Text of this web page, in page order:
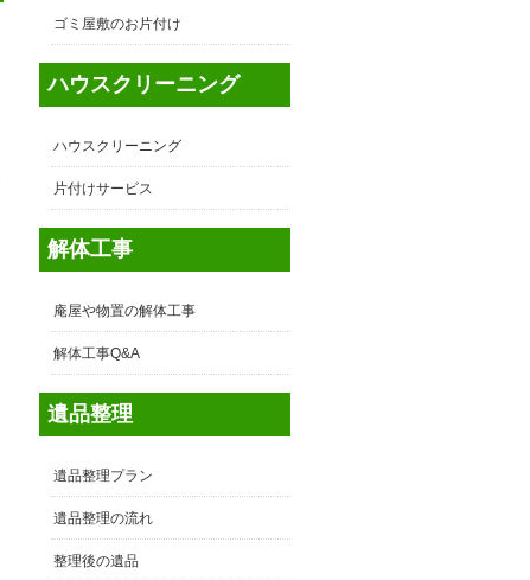
ゴミ屋敷のお片付け
ハウスクリーニング
ハウスクリーニング
片付けサービス
解体工事
庵屋や物置の解体工事
解体工事Q&A
遺品整理
遺品整理プラン
遺品整理の流れ
整理後の遺品